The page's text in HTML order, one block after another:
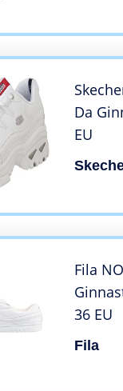
Da
EU
Fila
36 EU
Fila